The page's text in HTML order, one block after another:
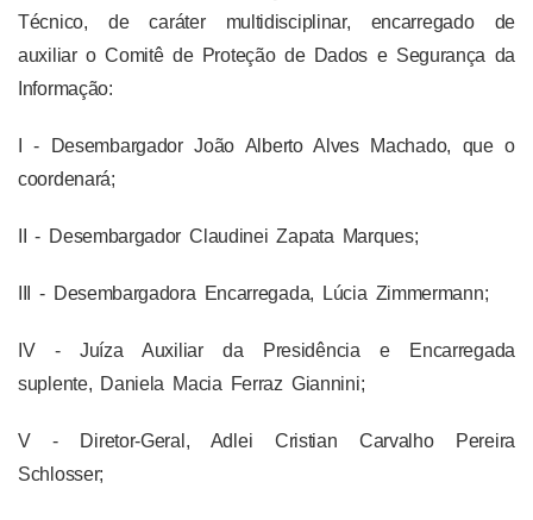
Técnico, de caráter multidisciplinar, encarregado de
auxiliar o Comitê de Proteção de Dados e Segurança da
Informação:
I - Desembargador João Alberto Alves Machado, que o
coordenará;
II - Desembargador Claudinei Zapata Marques;
III - Desembargadora Encarregada, Lúcia Zimmermann;
IV - Juíza Auxiliar da Presidência e Encarregada
suplente, Daniela Macia Ferraz Giannini;
V - Diretor-Geral, Adlei Cristian Carvalho Pereira
Schlosser;